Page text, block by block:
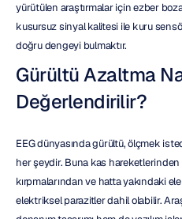
yürütülen araştırmalar için ezber
kusursuz sinyal kalitesi ile kuru
doğru dengeyi bulmaktır.
Gürültü Azaltma
Değerlendirilir?
EEG dünyasında gürültü, ölçmek
her şeydir. Buna kas hareketlerinden
kırpmalarından ve hatta yakındaki
elektriksel parazitler dahil olabilir.